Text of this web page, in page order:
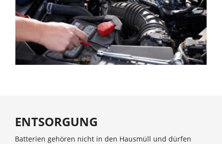
ENTSORGUNG
Batterien gehören nicht in den Hausmüll und dürfen